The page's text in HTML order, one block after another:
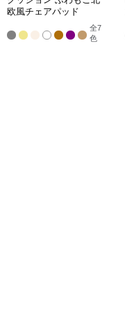
欧風チェアパッド
全7
色